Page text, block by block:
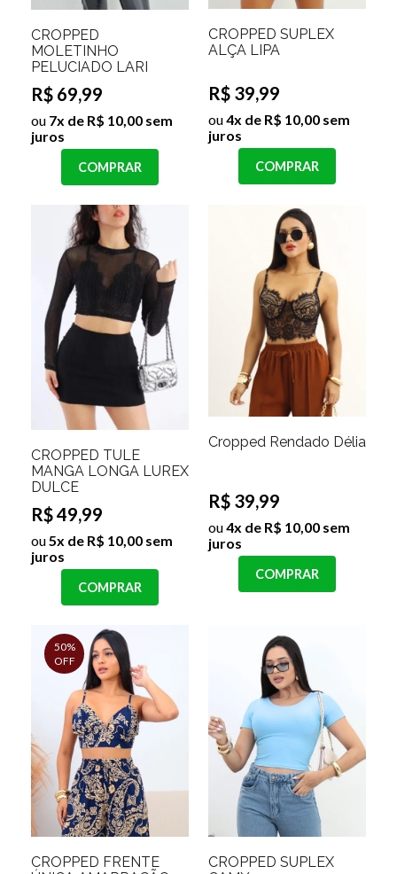
CROPPED
MOLETINHO
PELUCIADO LARI
R$ 69,99
ou 7x de R$ 10,00 sem
juros
COMPRAR
CROPPED SUPLEX
ALÇA LIPA
R$ 39,99
ou4x de R$ 10,00 sem
juros
COMPRAR
CROPPED TULE
MANGA LONGA LUREX
DULCE
R$ 49,99
ou5x de R$ 10,00 sem
juros
COMPRAR
Cropped Rendado Délia
R$ 39,99
ou4x de R$ 10,00 sem
juros
COMPRAR
50%
OFF
CROPPED FRENTE
CROPPED SUPLEX